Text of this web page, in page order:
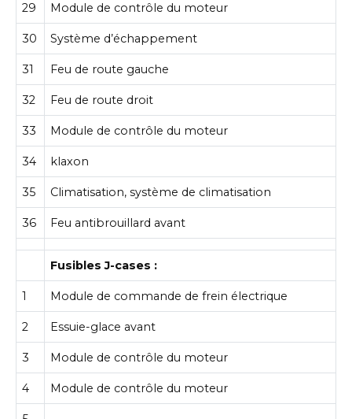
29 Module de contrôle du moteur
30 Système d’échappement
31 Feu de route gauche
32 Feu de route droit
33 Module de contrôle du moteur
34 klaxon
35 Climatisation, système de climatisation
36 Feu antibrouillard avant
Fusibles J-cases :
1 Module de commande de frein électrique
2 Essuie-glace avant
3 Module de contrôle du moteur
4 Module de contrôle du moteur